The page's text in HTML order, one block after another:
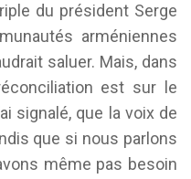
du président Serge
arméniennes
saluer. Mais, dans
est sur le
signalé, que la voix de
que si nous parlons
même pas besoin